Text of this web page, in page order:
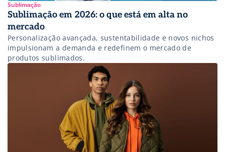
Sublimação
Sublimação em 2026: o que está em alta no
mercado
Personalização avançada, sustentabilidade e novos nichos
impulsionam a demanda e redefinem o mercado de
produtos sublimados.